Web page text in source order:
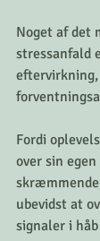
Noget af det
stressanfald
Fordi
over sin
ubevidst at
signaler i